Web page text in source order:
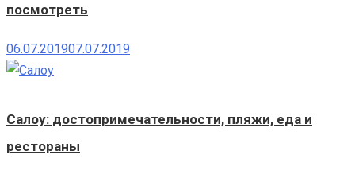
посмотреть
06.07.201907.07.2019
Салоу: достопримечательности, пляжи, еда и
рестораны